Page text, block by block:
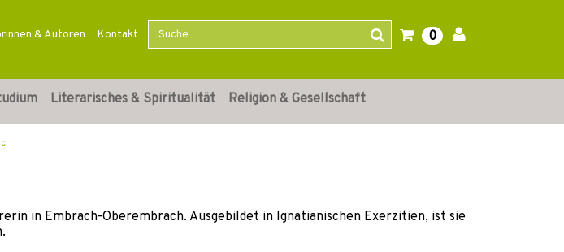
& Autoren Kontakt 0
Literarisches & Spiritualität Religion & Gesellschaft
in Embrach-Oberembrach. Ausgebildet in Ignatianischen Exerzitien, ist sie